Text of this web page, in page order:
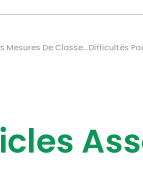
Villages Vacances : Revue Des Mesures De Classement